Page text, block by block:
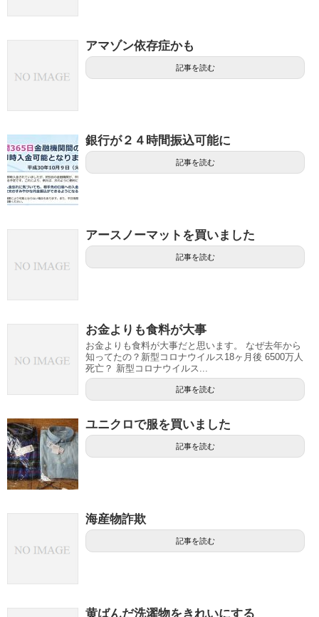
アマゾン依存症かも
記事を読む
銀行が２４時間振込可能に
記事を読む
アースノーマットを買いました
記事を読む
お金よりも食料が大事
お金よりも食料が大事だと思います。 なぜ去年から
知ってたの？新型コロナウイルス18ヶ月後 6500万人
死亡？ 新型コロナウイルス...
記事を読む
ユニクロで服を買いました
記事を読む
海産物詐欺
記事を読む
黄ばんだ洗濯物をきれいにする